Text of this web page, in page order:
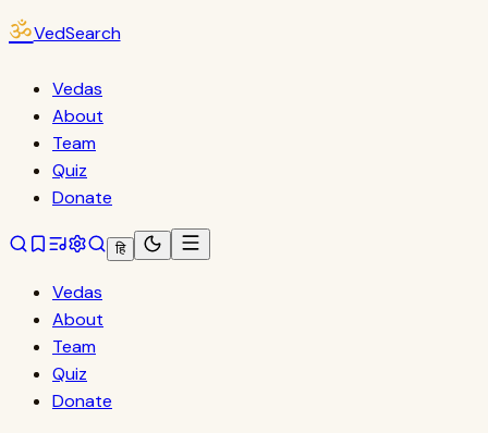
ॐVedSearch
Vedas
About
Team
Quiz
Donate
हि
Vedas
About
Team
Quiz
Donate